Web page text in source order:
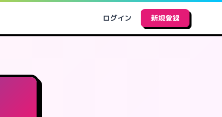
ログイン 新規登録